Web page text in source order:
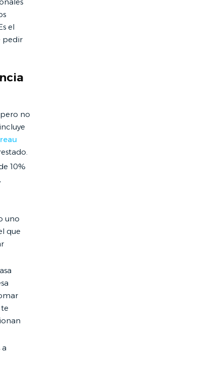
el
pedir
no
10%
uno
que
a